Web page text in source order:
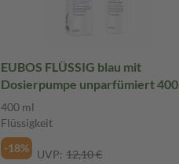
EUBOS FLÜSSIG blau mit
Dosierpumpe unparfümiert 400
ml Flüssigkeit
400 ml
Flüssigkeit
-18%
UVP: 12,10 €